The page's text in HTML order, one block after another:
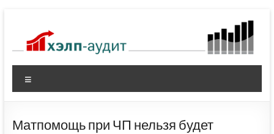
содержимому
Матпомощь при ЧП нельзя будет